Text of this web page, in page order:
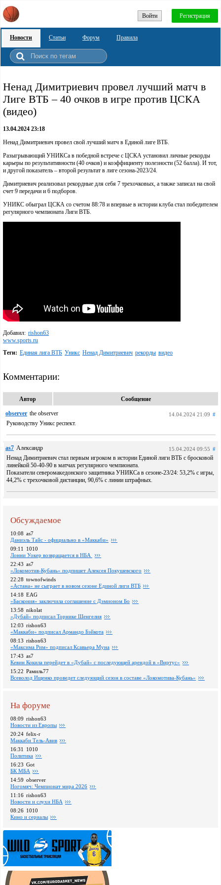
Войти Регистрация
Новости Статьи Форум Правила
Ненад Димитриевич провел лучший матч в
Лиге ВТБ – 40 очков в игре против ЦСКА
(видео)
13.04.2024 23:18
Ненад Димитриевич провел свой лучший матч в Единой лиге ВТБ.
Разыгрывающий УНИКСа в победной встрече с ЦСКА установил личные рекорды
карьеры по результативности (40 очков) и коэффициенту полезности (52 балла). И тот,
и другой показатель – второй результат в лиге сезона-2023/24.
Димитриевич реализовал рекордные для себя 7 трехочковых, а также записал на свой
счет 9 передачи и 6 подборов.
УНИКС обыграл ЦСКА со счетом 88:78 и впервые в истории клуба стал победителем
регулярного чемпионата Лиги ВТБ.
Добавил: rishon63
www.sports.ru
Теги: Единая лига ВТБ Уникс Ненад Димитриевич рекорды видео
Комментарии:
Автор Сообщение
observer the observer 14.04.2024 21:09 #
Руководству Уникс респект.
as7 Александр 15.04.2024 09:55 #
Ненад Димитриевич стал первым игроком в истории Единой лиги ВТБ с бросковой
линейкой 50-40-90 в матчах регулярного чемпионата.
Показатели северомакедонского защитника УНИКСа в сезоне-23/24: 53,2% с игры,
44,2% с трехочковой дистанции, 90,6% с линии штрафных.
Обсуждаемое
10:08 as7
Даниэль Тайс - официально в «Маккаби»
09:11
1010
Лонни Уокер возвращается в НБА
22:43 as7
«Локомотив-Кубань» подпишет Алексея Покушевского
22:28 townofwinds
«Астана» не сыграет в новом сезоне Единой лиги ВТБ
14:18 EAG
«Баскония» заключила соглашение с Дэмионом Бо
13:58 nikolat
«Дубай» подписал Торнике Шенгелия
12:03 rishon63
«Маккаби» подписал Армандо Бэйкота
08:13 rishon63
«Максима Рим» подписал Ксавьера Муна
17:43 as7
Кевин Кокила перейдет в «Дубай» с последующей арендой в «Виртус»
15:22 Рамиль77
Всеволод Ищенко проведет следующий сезон в составе «Локомотива-Кубань»
На форуме
08:09 rishon63
Новости из Европы
20:24 felix-r
Маккаби Тель-Авив
16:31
1010
Политика
16:23 Got
БК МБА
14:59 observer
Ногомяч: Чемпионат мира 2026
11:16 rishon63
Новости и слухи НБА
08:26 1010
Кино и сериалы